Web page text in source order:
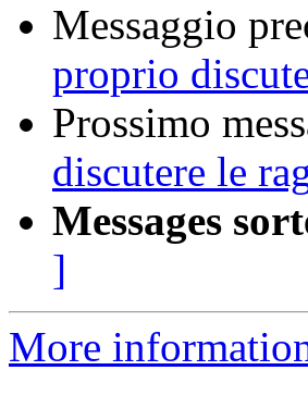
Messaggio
proprio
Prossimo
discutere le
Messages
]
More